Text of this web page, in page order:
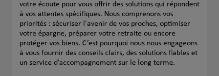
votre écoute pour vous offrir des solutions qui répondent
à vos attentes spécifiques. Nous comprenons vos
priorités : sécuriser l'avenir de vos proches, optimiser
votre épargne, préparer votre retraite ou encore
protéger vos biens. C’est pourquoi nous nous engageons
à vous fournir des conseils clairs, des solutions fiables et
un service d’accompagnement sur le long terme.